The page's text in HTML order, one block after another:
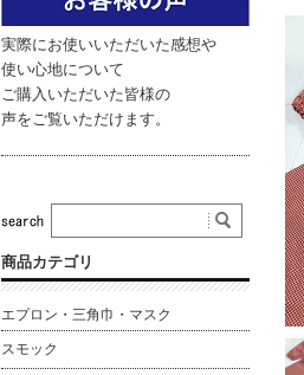
実際にお使いいただいた感想や
使い心地について
ご購入いただいた皆様の
声をご覧いただけます。
商品カテゴリ
エプロン・三角巾・マスク
スモック